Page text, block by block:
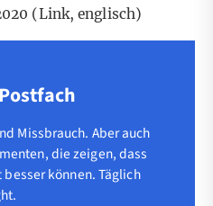
(Link, englisch)
Missbrauch. Aber auch
die zeigen, dass
können. Täglich